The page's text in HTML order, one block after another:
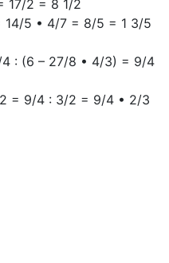
17/2 = 8 1/2
5 • 4/7 = 8/5 = 1 3/5
: (6 – 27/8 • 4/3) = 9/4
= 9/4 : 3/2 = 9/4 • 2/3